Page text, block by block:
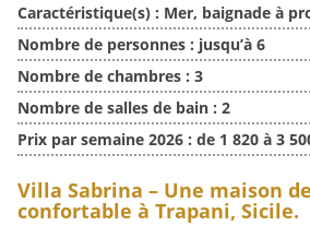
Caractéristique(s) : Mer, baignade à
Nombre de personnes : jusqu’à 6
Nombre de chambres : 3
Nombre de salles de bain : 2
Prix par semaine 2026 : de 1 820 à 3
Villa Sabrina – Une maison
confortable à Trapani, Sicile.